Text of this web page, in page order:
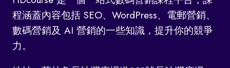
程涵蓋內容包括 SEO、WordPress、電郵營銷、
數碼營銷及 AI 營銷的一些知識，提升你的競爭
力。